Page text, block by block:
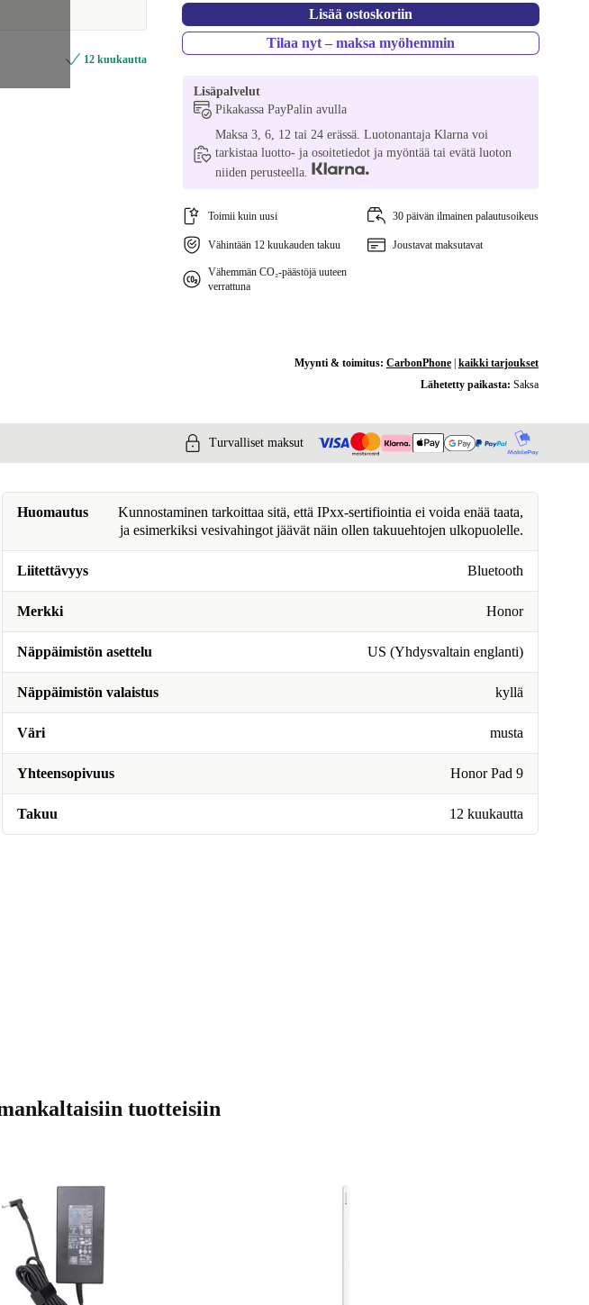
12 kuukautta
Lisää ostoskoriin
Tilaa nyt – maksa myöhemmin
Lisäpalvelut
Pikakassa PayPalin avulla
Maksa 3, 6, 12 tai 24 erässä. Luotonantaja Klarna voi
tarkistaa luotto- ja osoitetiedot ja myöntää tai evätä luoton
niiden perusteella.
Toimii kuin uusi 30 päivän ilmainen palautusoikeus
Vähintään 12 kuukauden takuu Joustavat maksutavat
Vähemmän CO₂-päästöjä uuteen
verrattuna
Myynti & toimitus: CarbonPhone| kaikki tarjoukset
Lähetetty paikasta: Saksa
Turvalliset maksut
Huomautus
Kunnostaminen tarkoittaa sitä, että IPxx-sertifiointia ei voida enää taata,
ja esimerkiksi vesivahingot jäävät näin ollen takuuehtojen ulkopuolelle.
Liitettävyys Bluetooth
Merkki Honor
Näppäimistön asettelu US (Yhdysvaltain englanti)
Näppäimistön valaistus kyllä
Väri musta
Yhteensopivuus Honor Pad 9
Takuu 12 kuukautta
tuotteisiin